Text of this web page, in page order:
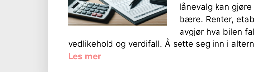
lånevalg kan
bære. Renter,
avgjør hva bilen
vedlikehold og verdifall. Å sette seg inn i
Les mer